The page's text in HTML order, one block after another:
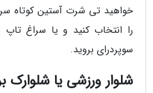
سوپردرای بروید.
شلوار ورزشی یا شلوارک